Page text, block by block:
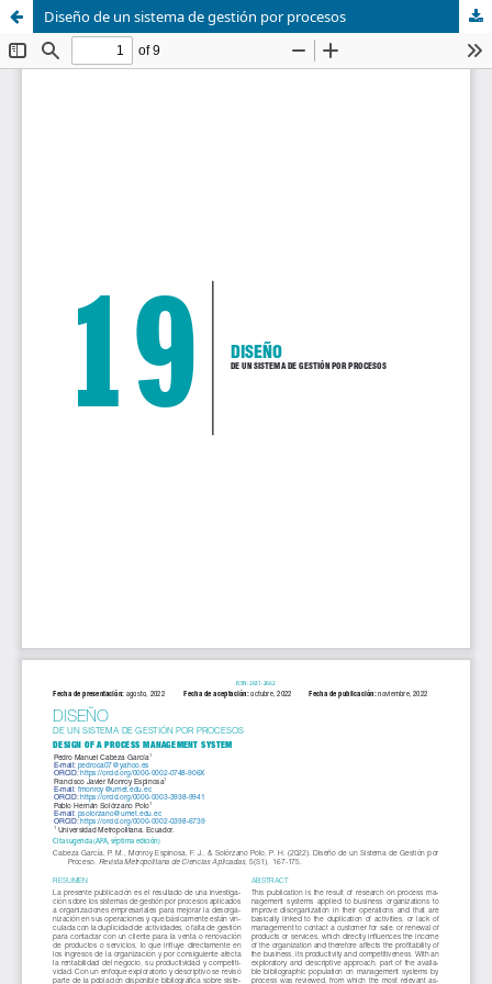
Diseño de un sistema de gestión por procesos